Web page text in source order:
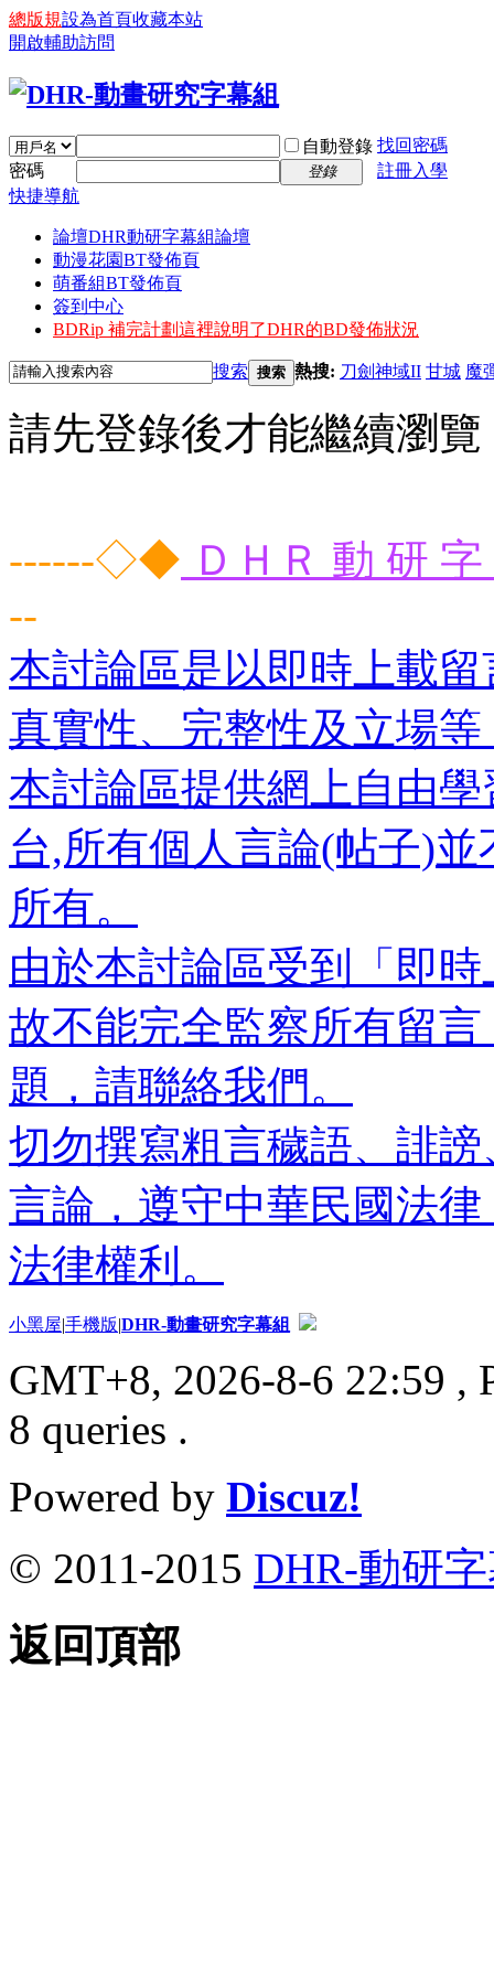
總版規設為首頁收藏本站
開啟輔助訪問
自動登錄 找回密碼
密碼
登錄
註冊入學
快捷導航
論壇DHR動研字幕組論壇
動漫花園BT發佈頁
萌番組BT發佈頁
簽到中心
BDRip 補完計劃這裡說明了DHR的BD發佈狀況
搜索 搜索 熱搜: 刀劍神域II 甘城 魔
請先登錄後才能繼續瀏覽
------◇◆ ＤＨＲ 動 研
--
本討論區是以即時上載
真實性、完整性及立場
本討論區提供網上自由
台,所有個人言論(帖子)
所有。
由於本討論區受到「即
故不能完全監察所有留
題，請聯絡我們。
切勿撰寫粗言穢語、誹
言論，遵守中華民國法
法律權利。
小黑屋|手機版|DHR-動畫研究字幕組
GMT+8, 2026-8-6 22:59 ,
8 queries .
Powered by Discuz!
© 2011-2015 DHR-動研
返回頂部